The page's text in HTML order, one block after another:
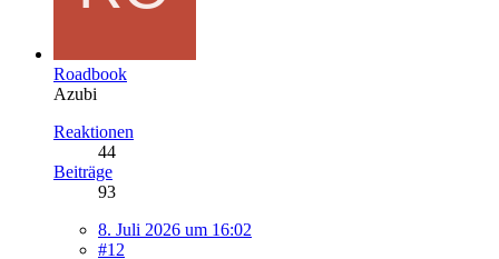
Roadbook
Azubi
Reaktionen
44
Beiträge
93
8. Juli 2026 um 16:02
#12